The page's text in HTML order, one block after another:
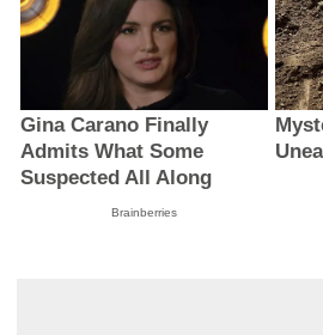
Gina Carano Finally
Admits What Some
Suspected All Along
Brainberries